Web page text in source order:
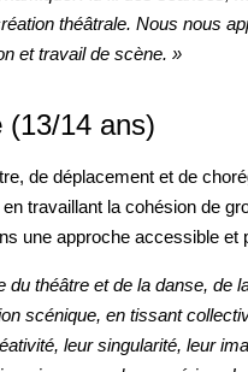
théâtrale. Nous nous
et travail de scène. »
(13/14 ans)
de déplacement et de
en travaillant la cohésion de
une approche accessible et
théâtre et de la danse, de
scénique, en tissant
leur singularité, leur